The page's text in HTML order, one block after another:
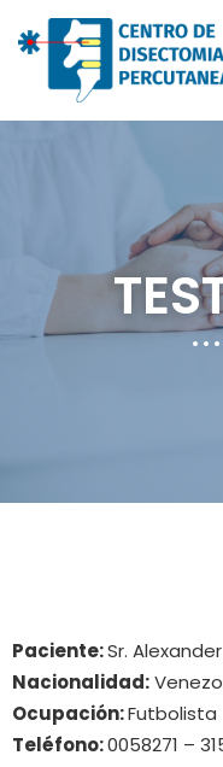
Paciente:Sr.
Nacionalidad:
Ocupación:Futbolista
Teléfono:0058271 –